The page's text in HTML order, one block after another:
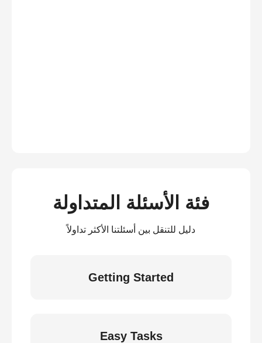
فئة الأسئلة المتداولة
دليل للتنقل بين أسئلتنا الأكثر تداولاً
Getting Started
Easy Tasks